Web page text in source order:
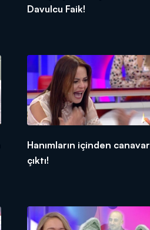
Davulcu Faik!
Hanımların içinden canavar
çıktı!